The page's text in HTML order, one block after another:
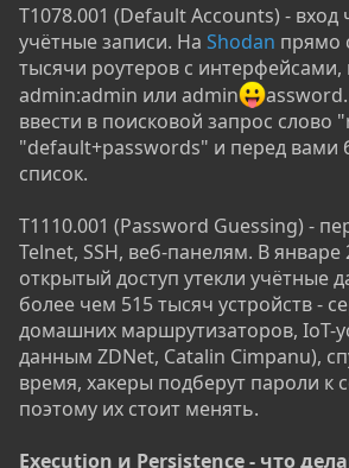
T1078.001 (Default Accounts) - вход
учётные записи. На Shodan прямо
тысячи роутеров с
admin:admin или admin
ввести в поисковой запрос слово
"default+passwords" и перед вами
список.
T1110.001 (Password Guessing) -
Telnet, SSH, веб-панелям. В январе
открытый доступ утекли учётные
более чем 515 тысяч устройств -
домашних маршрутизаторов, IoT-
данным ZDNet, Catalin Cimpanu),
время, хакеры подберут пароли к
поэтому их стоит менять.
Execution и Persistence - что